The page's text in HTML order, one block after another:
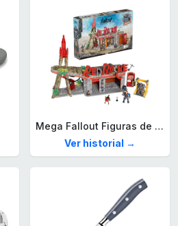
Mega Fallout Figuras de acción y Juguetes de construcción, Parada de Camiones Red Rocket con 824 Piezas, 2 Personajes articulados y Accesorios, para coleccionistas, HXT00
Ver historial →